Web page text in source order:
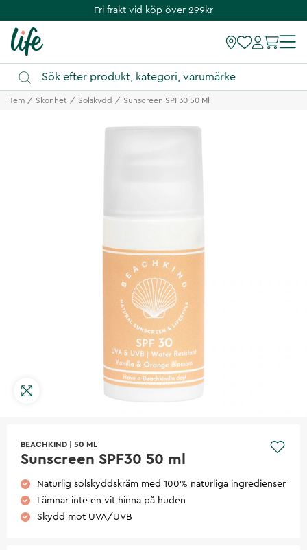
Fri frakt vid köp över 299kr
Hem Skonhet Solskydd Sunscreen SPF30 50 Ml
BEACHKIND 50 ML
Sunscreen SPF30 50 ml
Naturlig solskyddskräm med 100% naturliga ingredienser
Lämnar inte en vit hinna på huden
Skydd mot UVA/UVB